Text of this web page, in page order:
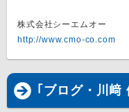
株式会社シーエムオー
http://www.cmo-co.com
｢ブログ・川﨑